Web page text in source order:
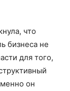
что
бизнеса не
для того,
он